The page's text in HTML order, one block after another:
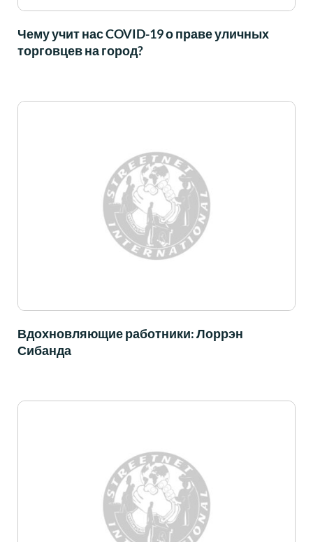
Чему учит нас COVID-19 о праве уличных
торговцев на город?
Вдохновляющие работники: Лоррэн
Сибанда